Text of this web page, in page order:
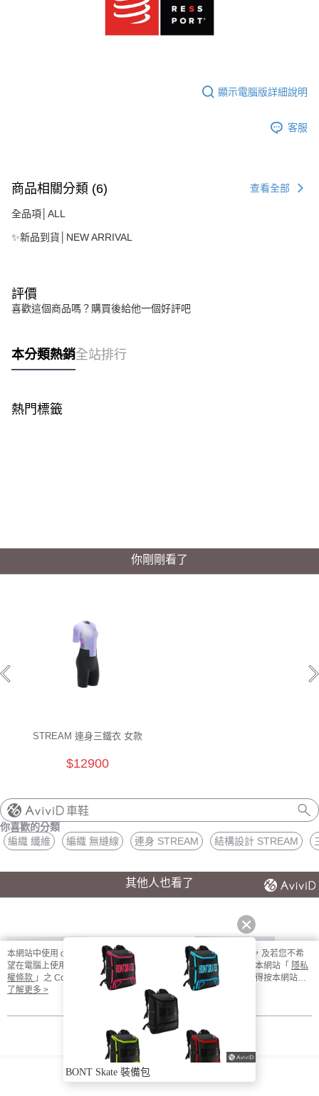
顯示電腦版詳細說明
客服
商品相關分類 (6) 查看全部
全品項│ALL
✨新品到貨│NEW ARRIVAL
評價
喜歡這個商品嗎？購買後給他一個好評吧
本分類熱銷全站排行
熱門標籤
你剛剛看了
STREAM 連身三鐵衣 女款
$12900
車鞋
你喜歡的分類
編織 纖維
編織 無縫線 連身 STREAM 結構設計 STREAM
其他人也看了
LUMILUME | 隨身
Jet 195mm 競速直
排輪鞋 Inline Skate
Boots
$12000
UP FAST 能量果
$65
本網站中使用 cookie，欲查詢有關本網站使用 cookie 方式之詳情，及若您不希
望在電腦上使用 cookie 時應如何變更電腦的 cookie 設定，請參閱本網站「 隱私
權條款 」之 Cookie 聲明。您繼續使用本網站即表示您同意本公司得按本網站使
用條款之 Cookie 聲明使用 cookie。
了解更多 >
我知道了
BONT Skate 裝備包